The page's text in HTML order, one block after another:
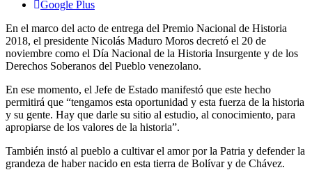
Google Plus
En el marco del acto de entrega del Premio Nacional de Historia
2018, el presidente Nicolás Maduro Moros decretó el 20 de
noviembre como el Día Nacional de la Historia Insurgente y de los
Derechos Soberanos del Pueblo venezolano.
En ese momento, el Jefe de Estado manifestó que este hecho
permitirá que “tengamos esta oportunidad y esta fuerza de la historia
y su gente. Hay que darle su sitio al estudio, al conocimiento, para
apropiarse de los valores de la historia”.
También instó al pueblo a cultivar el amor por la Patria y defender la
grandeza de haber nacido en esta tierra de Bolívar y de Chávez.